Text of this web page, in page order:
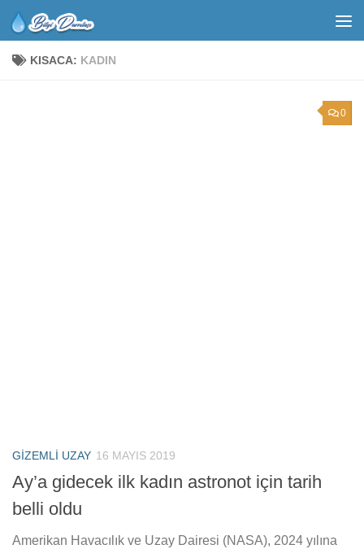
KISACA: KADIN
0
GIZEMLI UZAY 16 MAYIS 2019
Ay’a gidecek ilk kadın astronot için tarih
belli oldu
Amerikan Havacılık ve Uzay Dairesi (NASA), 2024 yılına